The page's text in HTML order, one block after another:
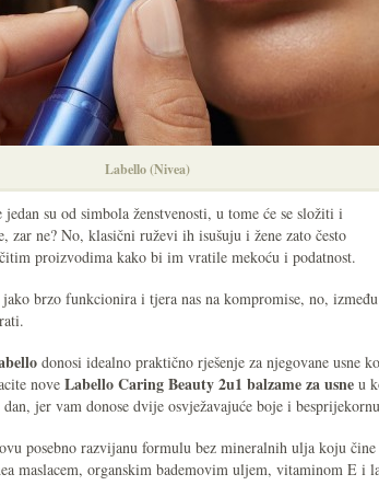
Labello (Nivea)
jedan su od simbola ženstvenosti, u tome će se složiti i
zar ne? No, klasični ruževi ih isušuju i žene zato često
proizvodima kako bi im vratile mekoću i podatnost.
brzo funkcionira i tjera nas na kompromise, no,
donosi idealno praktično rješenje za njegovane usne
nove Labello Caring Beauty 2u1 balzame za usne u
jer vam donose dvije osvježavajuće boje i
posebno razvijanu formulu bez mineralnih ulja koju
maslacem, organskim bademovim uljem, vitaminom E i